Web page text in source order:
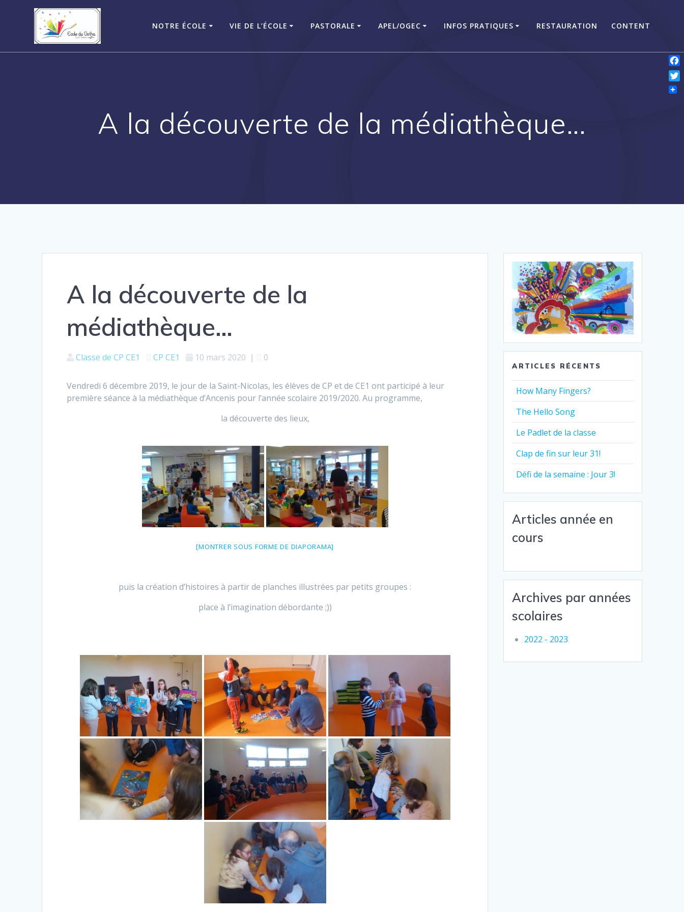
NOTRE ÉCOLE VIE DE L’ÉCOLE PASTORALE APEL/OGEC INFOS PRATIQUES RESTAURATION CONTENT
A la découverte de la médiathèque…
A la découverte de la
médiathèque…
Classe de CP CE1 CP CE1 10 mars 2020 | 0
Vendredi 6 décembre 2019, le jour de la Saint-Nicolas, les élèves de CP et de CE1 ont participé à leur
première séance à la médiathèque d’Ancenis pour l’année scolaire 2019/2020. Au programme,
la découverte des lieux,
[MONTRER SOUS FORME DE DIAPORAMA]
puis la création d’histoires à partir de planches illustrées par petits groupes :
place à l’imagination débordante ;))
ARTICLES RÉCENTS
How Many Fingers?
The Hello Song
Le Padlet de la classe
Clap de fin sur leur 31!
Défi de la semaine : Jour 3!
Articles année en
cours
Archives par années
scolaires
2022 - 2023